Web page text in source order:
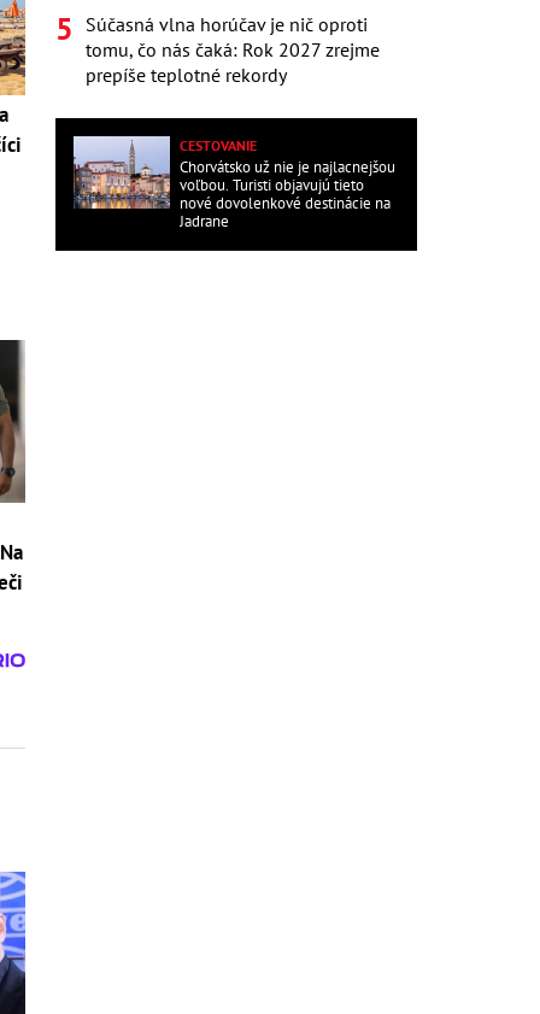
Súčasná vlna horúčav je nič oproti
tomu, čo nás čaká: Rok 2027 zrejme
prepíše teplotné rekordy
CESTOVANIE
Chorvátsko už nie je najlacnejšou
voľbou. Turisti objavujú tieto
nové dovolenkové destinácie na
Jadrane